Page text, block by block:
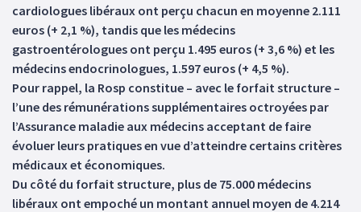
cardiologues libéraux ont perçu chacun en moyenne 2.111
euros (+ 2,1 %), tandis que les médecins
gastroentérologues ont perçu 1.495 euros (+ 3,6 %) et les
médecins endocrinologues, 1.597 euros (+ 4,5 %).
Pour rappel, la Rosp constitue – avec le forfait structure –
l’une des rémunérations supplémentaires octroyées par
l’Assurance maladie aux médecins acceptant de faire
évoluer leurs pratiques en vue d’atteindre certains critères
médicaux et économiques.
Du côté du forfait structure, plus de 75.000 médecins
libéraux ont empoché un montant annuel moyen de 4.214